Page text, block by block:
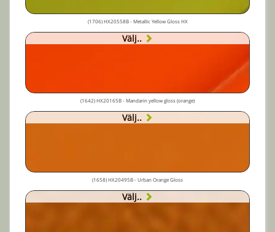
(1706) HX20558B - Metallic Yellow Gloss HX
Välj..
(1642) HX20165B - Mandarin yellow gloss (orange)
Välj..
(1658) HX20495B - Urban Orange Gloss
Välj..